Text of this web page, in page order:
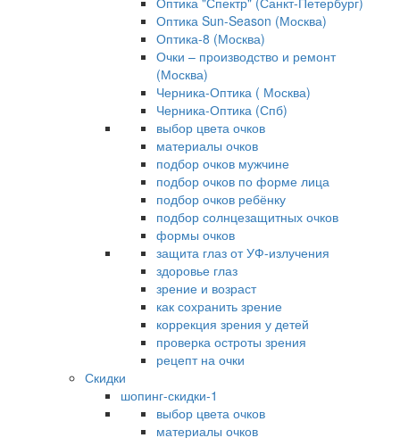
Оптика Sun-Season (Москва)
Оптика-8 (Москва)
Очки – производство и ремонт
(Москва)
Черника-Оптика ( Москва)
Черника-Оптика (Спб)
выбор цвета очков
материалы очков
подбор очков мужчине
подбор очков по форме лица
подбор очков ребёнку
подбор солнцезащитных очков
формы очков
защита глаз от УФ-излучения
здоровье глаз
зрение и возраст
как сохранить зрение
коррекция зрения у детей
проверка остроты зрения
рецепт на очки
Скидки
шопинг-скидки-1
выбор цвета очков
материалы очков